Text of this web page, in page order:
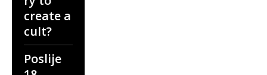
create a
cult?
Poslije